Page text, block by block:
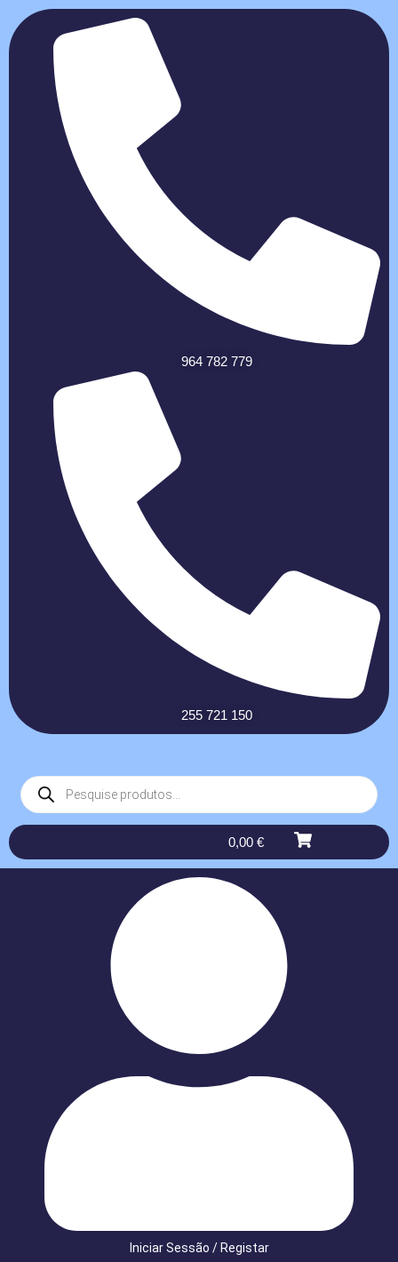
964 782 779
255 721 150
0,00 €
Iniciar Sessão / Registar